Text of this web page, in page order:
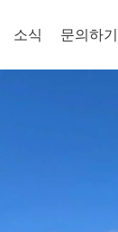
소식 문의하기